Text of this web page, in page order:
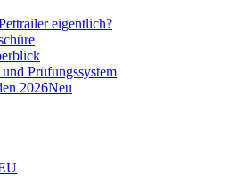
eigentlich?
Prüfungssystem
2026Neu